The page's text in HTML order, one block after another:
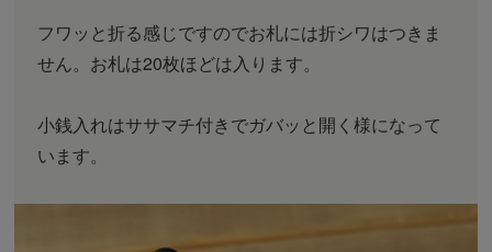
フワッと折る感じですのでお札には折シワはつきま
せん。お札は20枚ほどは入ります。
小銭入れはササマチ付きでガバッと開く様になって
います。